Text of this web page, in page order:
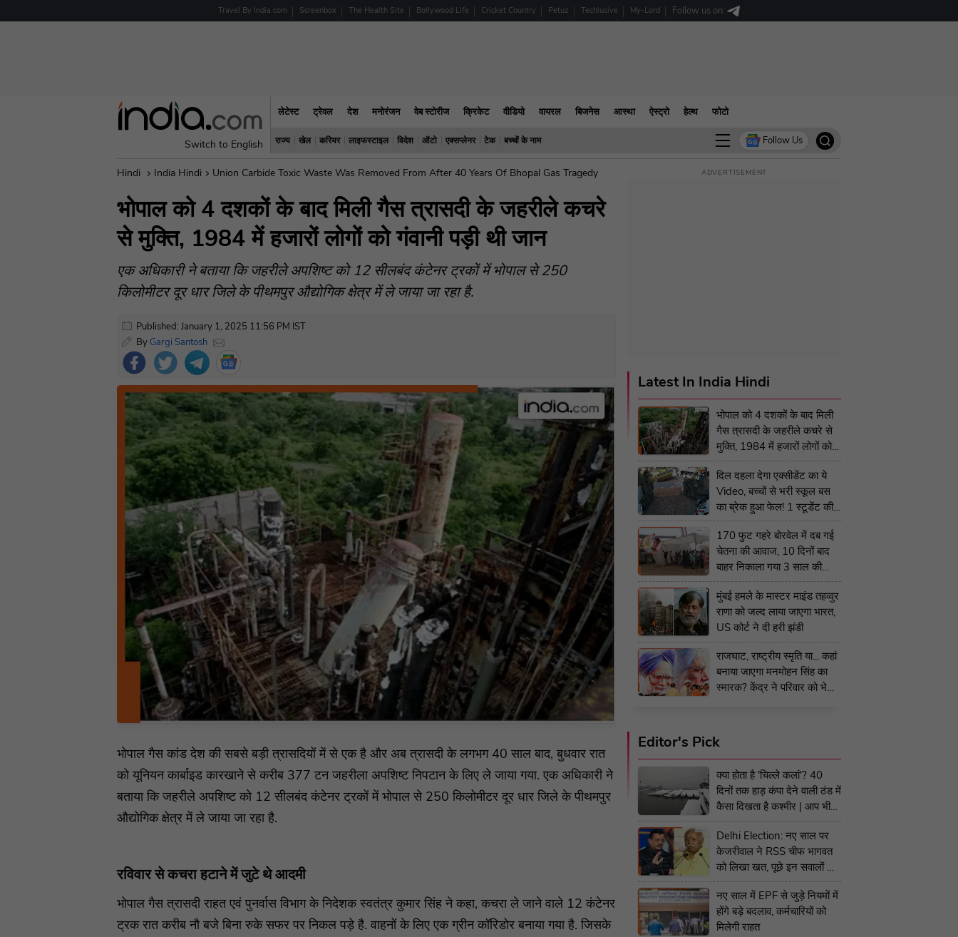
Travel By India.com Screenbox The Health Site Bollywood Life Cricket Country Petuz Techlusive My-Lord Follow us on:
Switch to English
लेटेस्ट ट्रेवल देश मनोरंजन वेब स्टोरीज क्रिकेट वीडियो वायरल बिजनेस आस्था ऐस्ट्रो हेल्थ फोटो
राज्य खेल करियर लाइफस्टाइल विदेश ऑटो एक्सप्लेनर टेक बच्चों के नाम Follow Us
Hindi India Hindi Union Carbide Toxic Waste Was Removed From After 40 Years Of Bhopal Gas Tragedy
भोपाल को 4 दशकों के बाद मिली गैस त्रासदी के जहरीले कचरे
से मुक्ति, 1984 में हजारों लोगों को गंवानी पड़ी थी जान
एक अधिकारी ने बताया कि जहरीले अपशिष्ट को 12 सीलबंद कंटेनर ट्रकों में भोपाल से 250
किलोमीटर दूर धार जिले के पीथमपुर औद्योगिक क्षेत्र में ले जाया जा रहा है.
Published: January 1, 2025 11:56 PM IST
By Gargi Santosh
Foll
ow
Us
भोपाल गैस कांड देश की सबसे बड़ी त्रासदियों में से एक है और अब त्रासदी के लगभग 40 साल बाद, बुधवार रात
को यूनियन कार्बाइड कारखाने से करीब 377 टन जहरीला अपशिष्ट निपटान के लिए ले जाया गया. एक अधिकारी ने
बताया कि जहरीले अपशिष्ट को 12 सीलबंद कंटेनर ट्रकों में भोपाल से 250 किलोमीटर दूर धार जिले के पीथमपुर
औद्योगिक क्षेत्र में ले जाया जा रहा है.
रविवार से कचरा हटाने में जुटे थे आदमी
भोपाल गैस त्रासदी राहत एवं पुनर्वास विभाग के निदेशक स्वतंत्र कुमार सिंह ने कहा, कचरा ले जाने वाले 12 कंटेनर
ट्रक रात करीब नौ बजे बिना रुके सफर पर निकल पड़े है. वाहनों के लिए एक ग्रीन कॉरिडोर बनाया गया है. जिसके
Latest In India Hindi
भोपाल को 4 दशकों के बाद मिली
गैस त्रासदी के जहरीले कचरे से
मुक्ति, 1984 में हजारों लोगों को
गंवानी पड़ी थी जान
दिल दहला देगा एक्सीडेंट का ये
Video, बच्चों से भरी स्कूल बस
का ब्रेक हुआ फेल! 1 स्टूडेंट की
मौत, 18 घायल
170 फुट गहरे बोरवेल में दब गई
चेतना की आवाज, 10 दिनों बाद
बाहर निकाला गया 3 साल की
मासूम का शव
मुंबई हमले के मास्टर माइंड तहव्वुर
राणा को जल्द लाया जाएगा भारत,
US कोर्ट ने दी हरी झंडी
राजघाट, राष्ट्रीय स्मृति या... कहां
बनाया जाएगा मनमोहन सिंह का
स्मारक? केंद्र ने परिवार को भेजे
Editor's Pick
क्या होता है 'चिल्ले कलां'? 40
दिनों तक हाड़ कंपा देने वाली ठंड में
कैसा दिखता है कश्मीर | आप भी
देखिये जन्नत का नजारा
Delhi Election: नए साल पर
केजरीवाल ने RSS चीफ भागवत
को लिखा खत, पूछे इन सवालों के
जवाब- BJP का पलटवार
नए साल में EPF से जुड़े नियमों में
होंगे बड़े बदलाव, कर्मचारियों को
मिलेगी राहत